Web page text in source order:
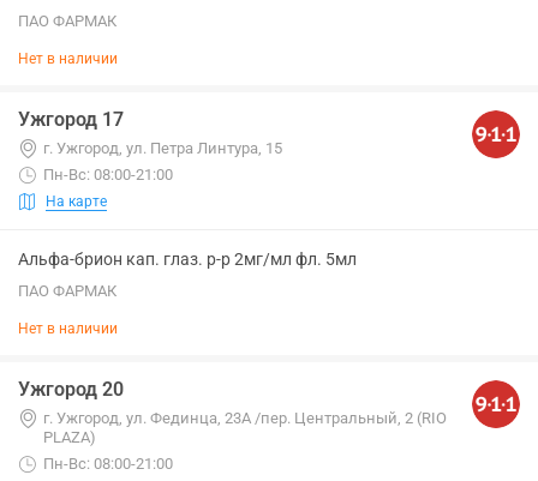
ПАО ФАРМАК
Нет в наличии
Ужгород 17
г. Ужгород, ул. Петра Линтура, 15
Пн-Вс: 08:00-21:00
На карте
Альфа-брион кап. глаз. р-р 2мг/мл фл. 5мл
ПАО ФАРМАК
Нет в наличии
Ужгород 20
г. Ужгород, ул. Фединца, 23А /пер. Центральный, 2 (RIO
PLAZA)
Пн-Вс: 08:00-21:00